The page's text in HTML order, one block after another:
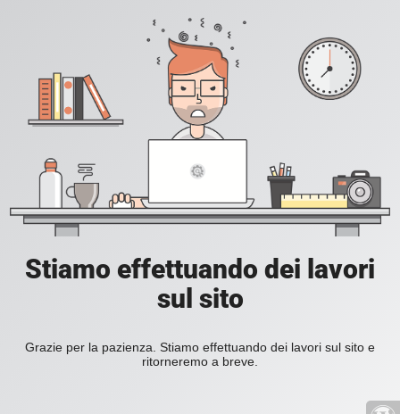
Stiamo effettuando dei lavori
sul sito
Grazie per la pazienza. Stiamo effettuando dei lavori sul sito e
ritorneremo a breve.